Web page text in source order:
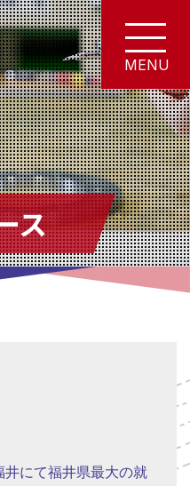
ス
にて福井県最大の就